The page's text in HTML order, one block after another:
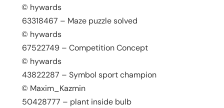
© hywards
63318467 – Maze puzzle solved
© hywards
67522749 – Competition Concept
© hywards
43822287 – Symbol sport champion
© Maxim_Kazmin
50428777 – plant inside bulb